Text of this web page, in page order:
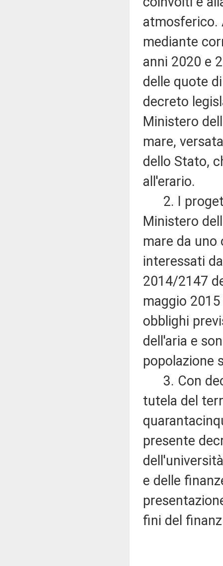
atmosferico.
mediante
anni 2020 e
delle quote
decreto
Ministero
mare,
dello Stato,
all'erario.
2. I
Ministero
mare da uno
interessati
2014/2147
maggio
obblighi
dell'aria e
popolazione
3. Con
tutela del
presente
e delle
fini del